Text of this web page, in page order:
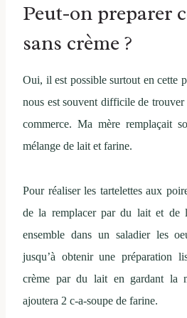
Peut-on preparer
sans crème ?
Oui, il est possible surtout en cette
nous est souvent difficile de
commerce. Ma mère remplaçait
mélange de lait et farine.
Pour réaliser les tartelettes aux
de la remplacer par du lait et de
ensemble dans un saladier les
jusqu’à obtenir une préparation
crème par du lait en gardant la
ajoutera 2 c-a-soupe de farine.